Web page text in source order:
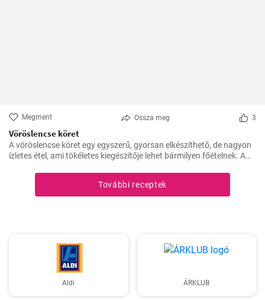
Megment Ossza meg 3
Vöröslencse köret
A vöröslencse köret egy egyszerű, gyorsan elkészíthető, de nagyon
ízletes étel, ami tökéletes kiegészítője lehet bármilyen főételnek. A
diétás ételek közé is.
További receptek
Aldi ÁRKLUB